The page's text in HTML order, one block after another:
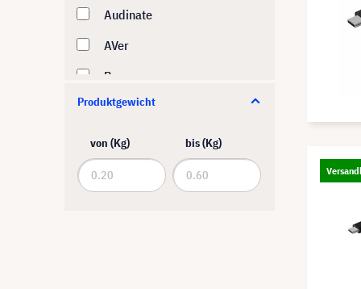
Audinate
AVer
Barco
brennenstuhl
BrightSign
BSS
Produktgewicht
von (Kg) bis (Kg)